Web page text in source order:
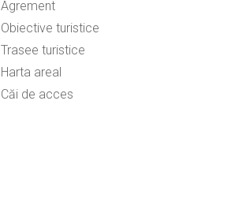
Agrement
Obiective turistice
Trasee turistice
Harta areal
Căi de acces